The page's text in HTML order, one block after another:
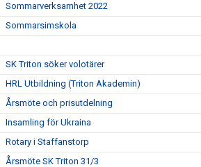
Sommarverksamhet 2022
Sommarsimskola
SK Triton söker volotärer
HRL Utbildning (Triton Akademin)
Årsmöte och prisutdelning
Insamling för Ukraina
Rotary i Staffanstorp
Årsmöte SK Triton 31/3